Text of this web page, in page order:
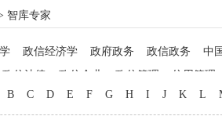
智库专家
政信经济学 政府政务 政信政务 中
政信法律 政信企业 政信管理 信用管理
B C D E F G H I J K L